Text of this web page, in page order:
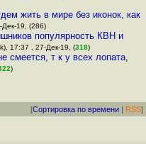
жить в мире без иконок, как
19, (286)
популярность КВН и
17:37 , 27-Дек-19, (318)
смеется, т к у всех лопата,
)
[Сортировка по времени | RSS]